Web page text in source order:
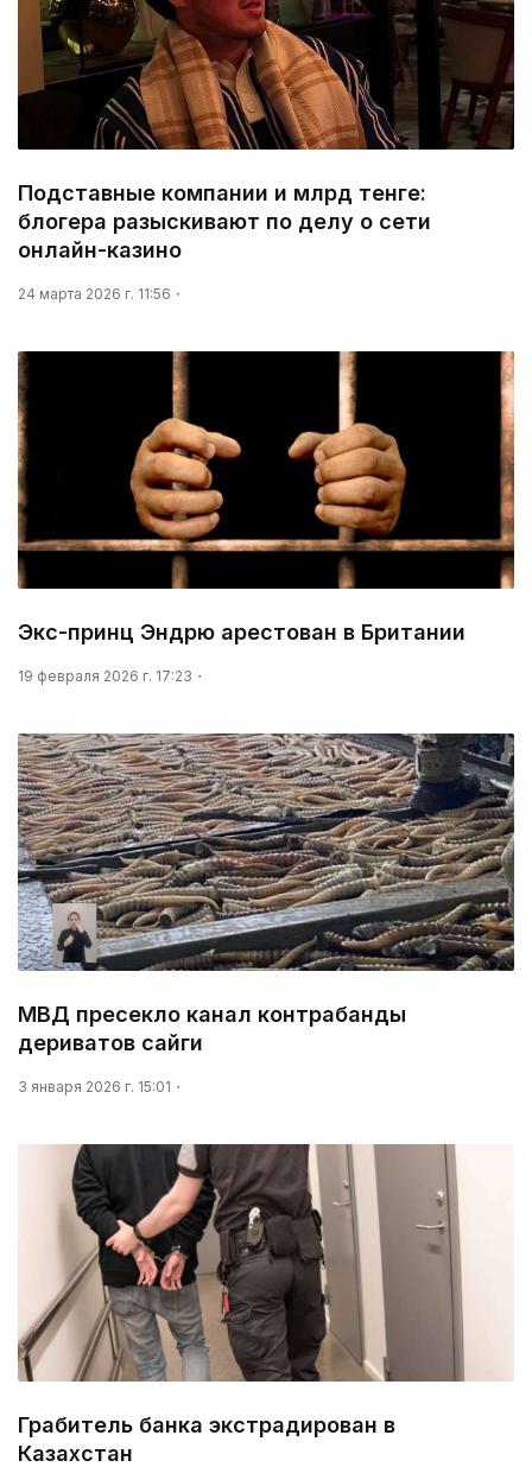
Подставные компании и млрд тенге:
блогера разыскивают по делу о сети
онлайн-казино
24 марта 2026 г. 11:56
Экс-принц Эндрю арестован в Британии
19 февраля 2026 г. 17:23
МВД пресекло канал контрабанды
дериватов сайги
3 января 2026 г. 15:01
Грабитель банка экстрадирован в
Казахстан